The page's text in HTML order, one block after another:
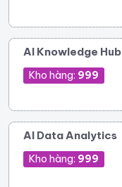
AI Knowledge Hub
Kho hàng: 999
AI Data Analytics
Kho hàng: 999